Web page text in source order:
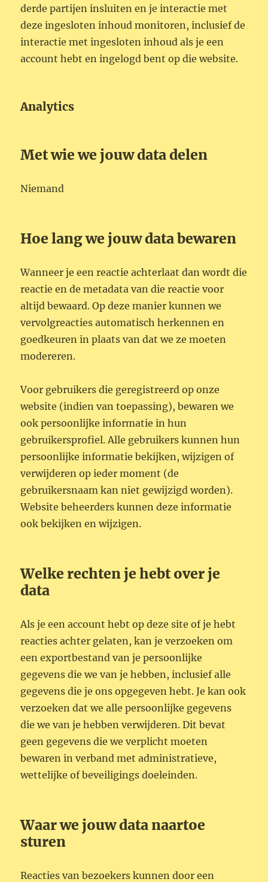
derde partijen insluiten en je interactie met
deze ingesloten inhoud monitoren, inclusief de
interactie met ingesloten inhoud als je een
account hebt en ingelogd bent op die website.
Analytics
Met wie we jouw data delen
Niemand
Hoe lang we jouw data bewaren
Wanneer je een reactie achterlaat dan wordt die
reactie en de metadata van die reactie voor
altijd bewaard. Op deze manier kunnen we
vervolgreacties automatisch herkennen en
goedkeuren in plaats van dat we ze moeten
modereren.
Voor gebruikers die geregistreerd op onze
website (indien van toepassing), bewaren we
ook persoonlijke informatie in hun
gebruikersprofiel. Alle gebruikers kunnen hun
persoonlijke informatie bekijken, wijzigen of
verwijderen op ieder moment (de
gebruikersnaam kan niet gewijzigd worden).
Website beheerders kunnen deze informatie
ook bekijken en wijzigen.
Welke rechten je hebt over je
data
Als je een account hebt op deze site of je hebt
reacties achter gelaten, kan je verzoeken om
een exportbestand van je persoonlijke
gegevens die we van je hebben, inclusief alle
gegevens die je ons opgegeven hebt. Je kan ook
verzoeken dat we alle persoonlijke gegevens
die we van je hebben verwijderen. Dit bevat
geen gegevens die we verplicht moeten
bewaren in verband met administratieve,
wettelijke of beveiligings doeleinden.
Waar we jouw data naartoe
sturen
Reacties van bezoekers kunnen door een